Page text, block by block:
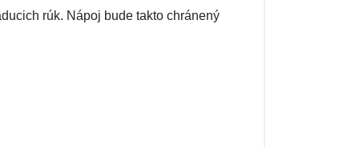
rúk. Nápoj bude takto chránený